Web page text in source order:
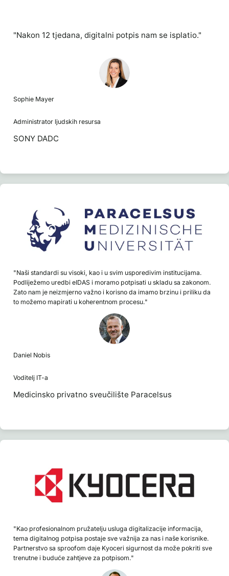
"Nakon 12 tjedana, digitalni potpis nam se isplatio."
Sophie Mayer
Administrator ljudskih resursa
SONY DADC
"Naši standardi su visoki, kao i u svim usporedivim institucijama.
Podliježemo uredbi eIDAS i moramo potpisati u skladu sa zakonom.
Zato nam je neizmjerno važno i korisno da imamo brzinu i priliku da
to možemo mapirati u koherentnom procesu."
Daniel Nobis
Voditelj IT-a
Medicinsko privatno sveučilište Paracelsus
"Kao profesionalnom pružatelju usluga digitalizacije informacija,
tema digitalnog potpisa postaje sve važnija za nas i naše korisnike.
Partnerstvo sa sproofom daje Kyoceri sigurnost da može pokriti sve
trenutne i buduće zahtjeve za potpisom."